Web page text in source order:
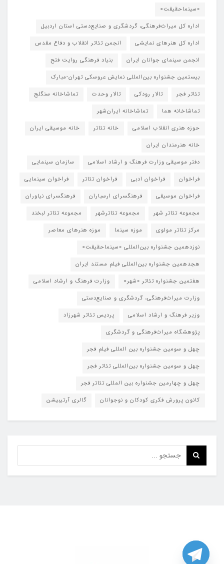
«سینماحقیقت»
اداره کل میراث‌فرهنگی، گردشگری و صنایع‌دستی استان اردبیل
اداره کل هنرهای نمایشی
انجمن تئاتر انقلاب و دفاع مقدس
انجمن سینمای جوانان ایران
بنیاد فرهنگی روایت فتح
بیستمین جشنواره بین‌المللی نمایش عروسکی تهران-مبارک
تئاتر فجر
تالار رودکی تالار وحدت
تماشاخانه سنگلج
تماشاخانه هما
تماشاخانه‌ ایران‌شهر
حوزه هنری انقلاب اسلامی
خانه تئاتر
خانه موسیقی ایران
خانه هنرمندان ایران
دفتر موسیقی وزارت فرهنگ و ارشاد اسلامی
سازمان سینمایی
فراخوان
فراخوان ادبی فراخوان تئاتر
فراخوان سینمایی
فراخوان موسیقی
فرهنگسرای ارسباران
فرهنگسرای نیاوران
مجموعه تئاتر شهر
مجموعه تئاترشهر
مجموعه تئاتر لبخند
مرکز تئاتر مولوی
موزه سینما
موزه هنرهای معاصر
نوزدهمین جشنواره بین‌المللی «سینماحقیقت»
هجدهمین جشنواره بین‌المللی فیلم مستند ایران
هفتمین جشنواره تئاتر «شهر»
وزارت فرهنگ و ارشاد اسلامی
وزارت میراث‌فرهنگی، گردشگری و صنایع‌دستی
وزیر فرهنگ و ارشاد اسلامی
پردیس تئاتر شهرزاد
پژوهشگاه میراث‌فرهنگی و گردشگری
چهل و سومین جشنواره بین المللی فیلم فجر
چهل و سومین جشنواره بین‌المللی تئاتر فجر
چهل و چهارمین جشنواره بین المللی تئاتر فجر
کانون پرورش فکری کودکان و نوجوانان
گالری آرتیبیشن